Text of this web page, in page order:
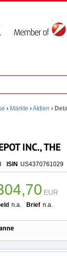
› Märkte ›Aktien ›
INC., THE
ISIN US4370761029
EUR
n.a. Brief n.a.